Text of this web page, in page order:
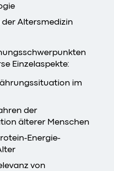
Altersmedizin
Einzelaspekte:
im
der
älterer Menschen
Energie-
von